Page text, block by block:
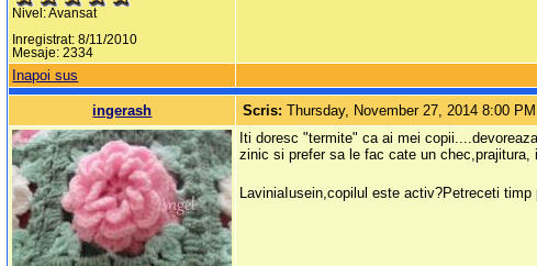
Nivel: Avansat
Inregistrat: 8/11/2010
Mesaje: 2334
Inapoi sus
ingerash Scris:Thursday, November 27, 2014 8:00 PM
Iti doresc "termite" ca ai mei
zinic si prefer sa le fac cate un chec,prajitura,
LaviniaIusein,copilul este activ?Petreceti